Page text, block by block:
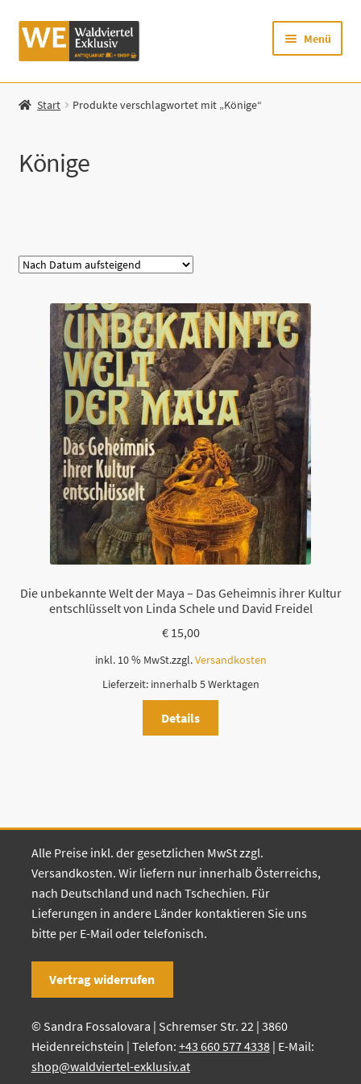
Zur
Navigation
Zum
Inhalt
Menü
Startseite
Mein Konto
Zur Waldviertel Exklusiv-Website
Start Produkte verschlagwortet mit „Könige“
Könige
Die unbekannte Welt der Maya – Das Geheimnis ihrer Kultur
entschlüsselt von Linda Schele und David Freidel
€15,00
inkl. 10 % MwSt.zzgl.Versandkosten
Lieferzeit: innerhalb 5 Werktagen
Details
Alle Preise inkl. der gesetzlichen MwSt zzgl.
Versandkosten. Wir liefern nur innerhalb Österreichs,
nach Deutschland und nach Tschechien. Für
Lieferungen in andere Länder kontaktieren Sie uns
bitte per E-Mail oder telefonisch.
Vertrag widerrufen
© Sandra Fossalovara | Schremser Str. 22 | 3860
Heidenreichstein | Telefon: +43 660 577 4338| E-Mail:
shop@waldviertel-exklusiv.at